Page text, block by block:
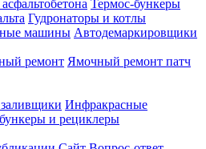
Термос-бункеры
Гудронаторы и котлы
машины Автодемаркировщики
ремонт Ямочный ремонт патч
Инфракрасные
и рециклеры